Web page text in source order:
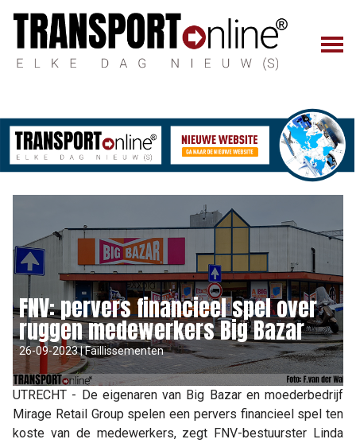
FNV: pervers financieel spel over
ruggen medewerkers Big Bazar
26-09-2023 | Faillissementen
UTRECHT - De eigenaren van Big Bazar en moederbedrijf
Mirage Retail Group spelen een pervers financieel spel ten
koste van de medewerkers, zegt FNV-bestuurster Linda